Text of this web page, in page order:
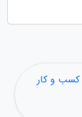
کسب و کار